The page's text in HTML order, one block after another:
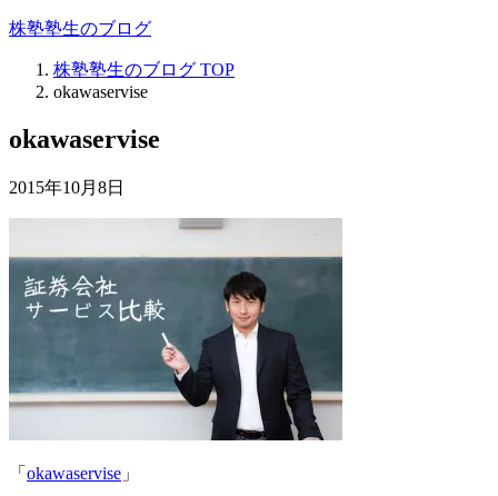
株塾塾生のブログ
株塾塾生のブログ TOP
okawaservise
okawaservise
2015年10月8日
「 okawaservise 」